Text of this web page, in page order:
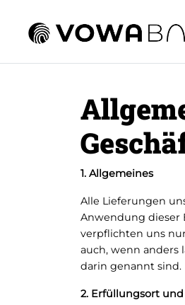
1. Allgemeines
Alle Lieferungen
Anwendung dieser
verpflichten uns
auch, wenn
darin genannt sind.
2. Erfüllungsort